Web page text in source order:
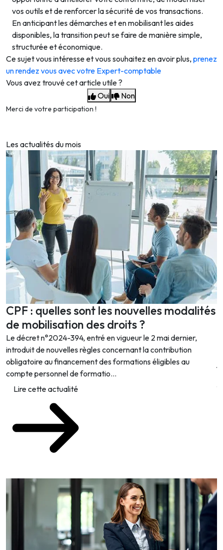
vos outils et de renforcer la sécurité de vos transactions.
En anticipant les démarches et en mobilisant les aides
disponibles, la transition peut se faire de manière simple,
structurée et économique.
Ce sujet vous intéresse et vous souhaitez en avoir plus, prenez
un rendez vous avec votre Expert-comptable
Vous avez trouvé cet article utile ?
Oui
Non
Merci de votre participation !
Les actualités du mois
CPF : quelles sont les nouvelles modalités
de mobilisation des droits ?
Le décret n°2024-394, entré en vigueur le 2 mai dernier,
introduit de nouvelles règles concernant la contribution
obligatoire au financement des formations éligibles au
compte personnel de formatio...
Lire cette actualité